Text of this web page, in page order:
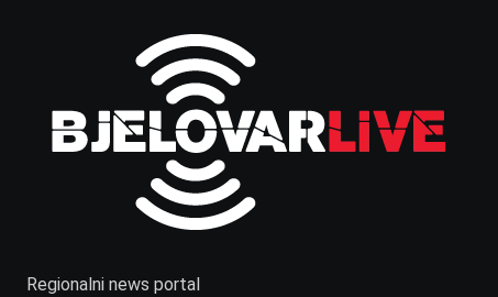
Regionalni news portal